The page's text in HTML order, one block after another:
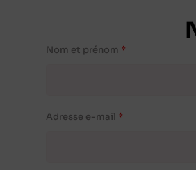
Nom et prénom
Adresse e-mail